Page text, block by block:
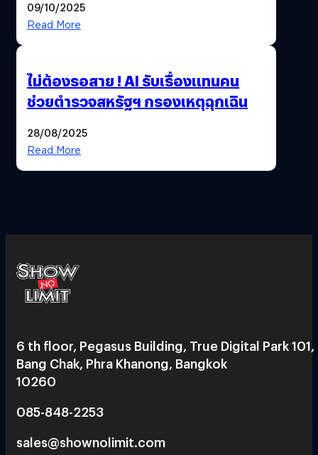
09/10/2025
Read More
ไม่ต้องรอสาย ! AI รับเรื่องแทนคน
ช่วยตำรวจสหรัฐฯ กรองเหตุฉุกเฉิน
28/08/2025
Read More
6 th floor, Pegasus Building, True Digital Park 101,
Bang Chak, Phra Khanong, Bangkok
10260
085-848-2253
sales@shownolimit.com